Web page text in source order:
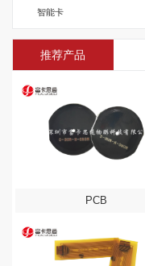
智能卡
推荐产品
PCB